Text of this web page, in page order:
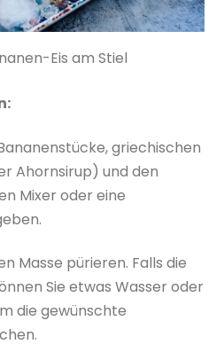
Eis am Stiel
griechischen
Ahornsirup) und den
Mixer oder eine
Masse pürieren. Falls die
Sie etwas Wasser oder
die gewünschte